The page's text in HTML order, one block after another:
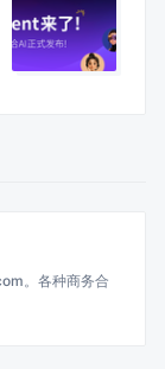
。各种商务合